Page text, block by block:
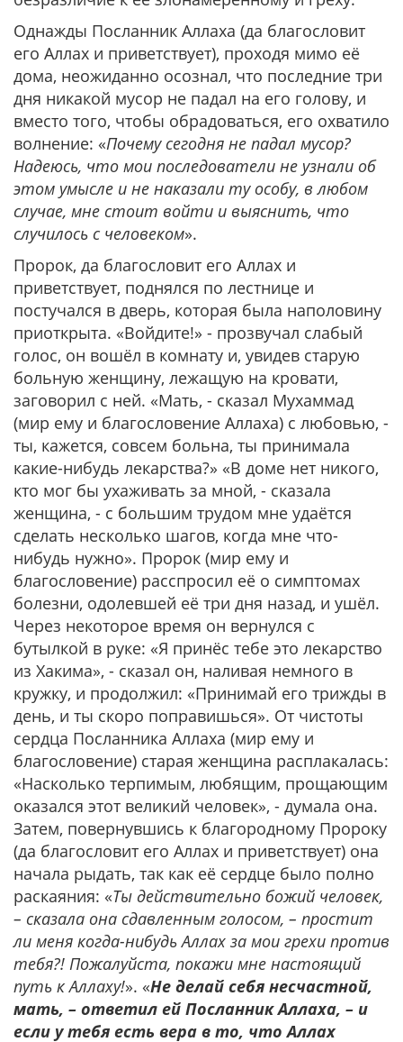
Однажды Посланник Аллаха (да благословит
его Аллах и приветствует), проходя мимо её
дома, неожиданно осознал, что последние три
дня никакой мусор не падал на его голову, и
вместо того, чтобы обрадоваться, его охватило
волнение: «Почему сегодня не падал мусор?
Надеюсь, что мои последователи не узнали об
этом умысле и не наказали ту особу, в любом
случае, мне стоит войти и выяснить, что
случилось с человеком».
Пророк, да благословит его Аллах и
приветствует, поднялся по лестнице и
постучался в дверь, которая была наполовину
приоткрыта. «Войдите!» - прозвучал слабый
голос, он вошёл в комнату и, увидев старую
больную женщину, лежащую на кровати,
заговорил с ней. «Мать, - сказал Мухаммад
(мир ему и благословение Аллаха) с любовью, -
ты, кажется, совсем больна, ты принимала
какие-нибудь лекарства?» «В доме нет никого,
кто мог бы ухаживать за мной, - сказала
женщина, - с большим трудом мне удаётся
сделать несколько шагов, когда мне что-
нибудь нужно». Пророк (мир ему и
благословение) расспросил её о симптомах
болезни, одолевшей её три дня назад, и ушёл.
Через некоторое время он вернулся с
бутылкой в руке: «Я принёс тебе это лекарство
из Хакима», - сказал он, наливая немного в
кружку, и продолжил: «Принимай его трижды в
день, и ты скоро поправишься». От чистоты
сердца Посланника Аллаха (мир ему и
благословение) старая женщина расплакалась:
«Насколько терпимым, любящим, прощающим
оказался этот великий человек», - думала она.
Затем, повернувшись к благородному Пророку
(да благословит его Аллах и приветствует) она
начала рыдать, так как её сердце было полно
раскаяния: «Ты действительно божий человек,
– сказала она сдавленным голосом, – простит
ли меня когда-нибудь Аллах за мои грехи против
тебя?! Пожалуйста, покажи мне настоящий
путь к Аллаху!». «Не делай себя несчастной,
мать, – ответил ей Посланник Аллаха, – и
если у тебя есть вера в то, что Аллах